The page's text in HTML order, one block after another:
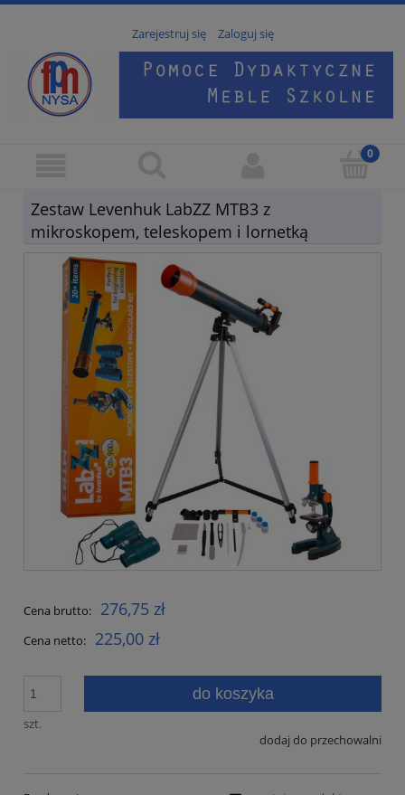
Zarejestruj się Zaloguj się
Zestaw Levenhuk LabZZ MTB3 z
mikroskopem, teleskopem i lornetką
Cena brutto: 276,75 zł
Cena netto: 225,00 zł
szt.
do koszyka
dodaj do przechowalni